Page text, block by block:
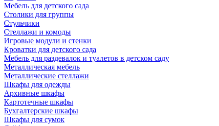
Мебель для детского сада
Столики для группы
Стульчики
Стеллажи и комоды
Игровые модули и стенки
Кроватки для детского сада
Мебель для раздевалок и туалетов в детском саду
Металлическая мебель
Металлические стеллажи
Шкафы для одежды
Архивные шкафы
Картотечные шкафы
Бухгалтерские шкафы
Шкафы для сумок